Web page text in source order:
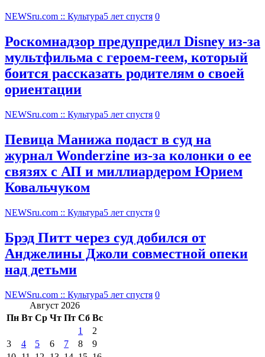
NEWSru.com :: Культура5 лет спустя 0
Роскомнадзор предупредил Disney из-за
мультфильма c героем-геем, который
боится рассказать родителям о своей
ориентации
NEWSru.com :: Культура5 лет спустя 0
Певица Манижа подаст в суд на
журнал Wonderzine из-за колонки о ее
связях с АП и миллиардером Юрием
Ковальчуком
NEWSru.com :: Культура5 лет спустя 0
Брэд Питт через суд добился от
Анджелины Джоли совместной опеки
над детьми
NEWSru.com :: Культура5 лет спустя 0
Август 2026
Пн Вт Ср Чт Пт Сб Вс
1
2
3
4 5 6 7 8
9